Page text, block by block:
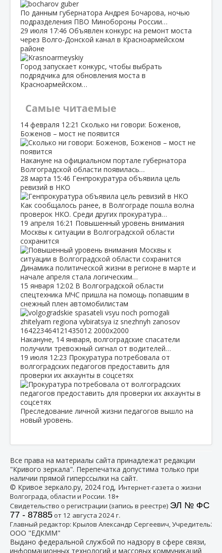
По данным губернатора Андрея Бочарова, ночью
подразделения ПВО Минобороны России…
29 июля 17:46 Объявлен конкурс на ремонт моста
через Волго‑Донской канал в Красноармейском
районе
Город запускает конкурс, чтобы выбрать
подрядчика для обновления моста в
Красноармейском…
Самые читаемые
14 февраля 12:21 Сколько ни говори: Боженов,
Боженов – мост не появится
Накануне на официальном портале губернатора
Волгоградской области появилась…
28 марта 15:46 Генпрокуратура объявила цель
ревизий в НКО
Как сообщалось ранее, в Волгограде пошла волна
проверок НКО. Среди других прокуратура…
19 апреля 16:21 Повышенный уровень внимания
Москвы к ситуации в Волгоградской области
сохранится
Динамика политической жизни в регионе в марте и
начале апреля стала логическим…
15 января 12:02 В Волгоградской области
спецтехника МЧС пришла на помощь попавшим в
снежный плен автомобилистам
Накануне, 14 января, волгоградские спасатели
получили тревожный сигнал от водителей…
19 июля 12:23 Прокуратура потребовала от
волгоградских педагогов предоставить для
проверки их аккаунты в соцсетях
Преследование личной жизни педагогов вышло на
новый уровень.
Все права на материалы сайта принадлежат редакции
"Кривого зеркала". Перепечатка допустима только при
наличии прямой гиперссылки на сайт.
© Кривое зеркало.ру, 2024 год, Интернет-газета о жизни
Волгограда, области и России. 18+
Свидетельство о регистрации (запись в реестре) ЭЛ № ФС
77 - 87885от 12 августа 2024 г.
Главный редактор: Крылов Александр Сергеевич, Учредитель:
ООО "ЕДКММ"
Выдано федеральной службой по надзору в сфере связи,
информационных технологий и массовых коммуникаций